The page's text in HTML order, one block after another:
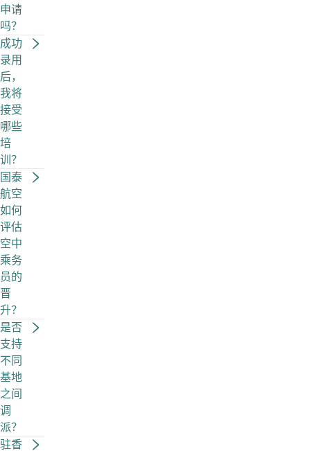
申请
吗？
成功
录用
后，
我将
接受
哪些
培
训？
国泰
航空
如何
评估
空中
乘务
员的
晋
升？
是否
支持
不同
基地
之间
调
派？
驻香